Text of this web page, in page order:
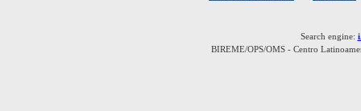
Search engine:
BIREME/OPS/OMS - Centro